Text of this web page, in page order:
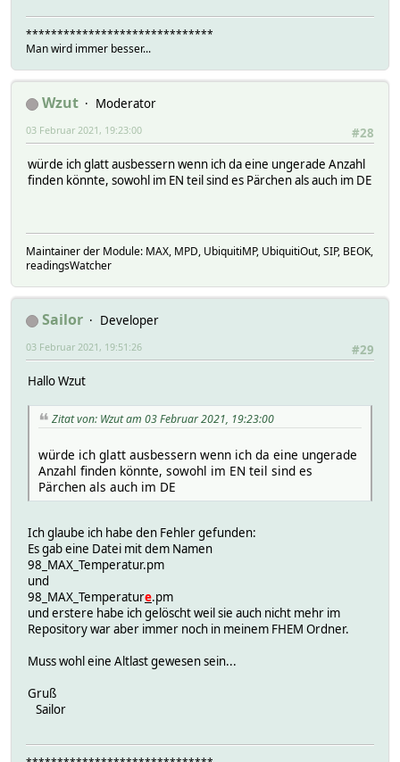
******************************
Man wird immer besser...
Wzut
Moderator
#28
03 Februar 2021, 19:23:00
würde ich glatt ausbessern wenn ich da eine ungerade Anzahl
finden könnte, sowohl im EN teil sind es Pärchen als auch im DE
Maintainer der Module: MAX, MPD, UbiquitiMP, UbiquitiOut, SIP, BEOK,
readingsWatcher
Sailor
Developer
#29
03 Februar 2021, 19:51:26
Hallo Wzut
Zitat von: Wzut am 03 Februar 2021, 19:23:00
würde ich glatt ausbessern wenn ich da eine ungerade
Anzahl finden könnte, sowohl im EN teil sind es
Pärchen als auch im DE
Ich glaube ich habe den Fehler gefunden:
Es gab eine Datei mit dem Namen
98_MAX_Temperatur.pm
und
98_MAX_Temperature.pm
und erstere habe ich gelöscht weil sie auch nicht mehr im
Repository war aber immer noch in meinem FHEM Ordner.
Muss wohl eine Altlast gewesen sein...
Gruß
Sailor